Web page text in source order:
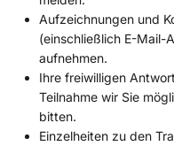
Aufzeichnungen und
(einschließlich E-Mail-
aufnehmen.
Ihre freiwilligen
Teilnahme wir Sie
bitten.
Einzelheiten zu den